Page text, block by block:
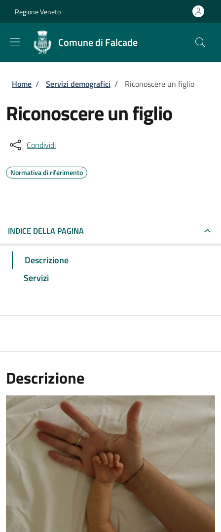
Regione Veneto
Comune di Falcade
Briciole di pane
Home / Servizi demografici / Riconoscere un figlio
Riconoscere un figlio
Condividi
Normativa di riferimento
INDICE DELLA PAGINA
Descrizione
Servizi
Descrizione